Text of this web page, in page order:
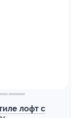
лофт с